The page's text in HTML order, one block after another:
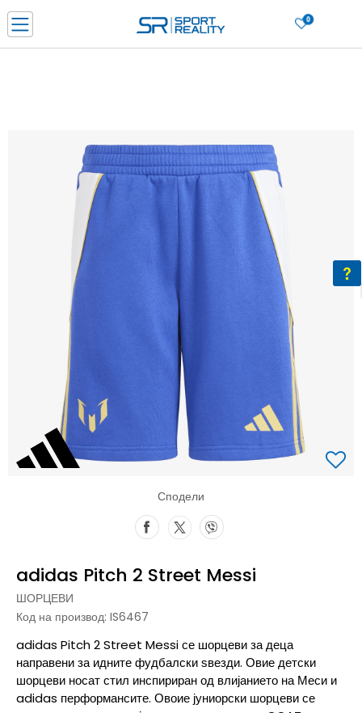
0
ДОЗНАЈ ПОВЕЌЕ
Ценовник
ДОЗНАЈ ПОВЕЌЕ
Сподели
adidas Pitch 2 Street Messi
ШОРЦЕВИ
Код на производ: IS6467
adidas Pitch 2 Street Messi се шорцеви за деца
направени за идните фудбалски ѕвезди. Овие детски
шорцеви носат стил инспириран од влијанието на Меси и
adidas перформансите. Овоие јуниорски шорцеви се